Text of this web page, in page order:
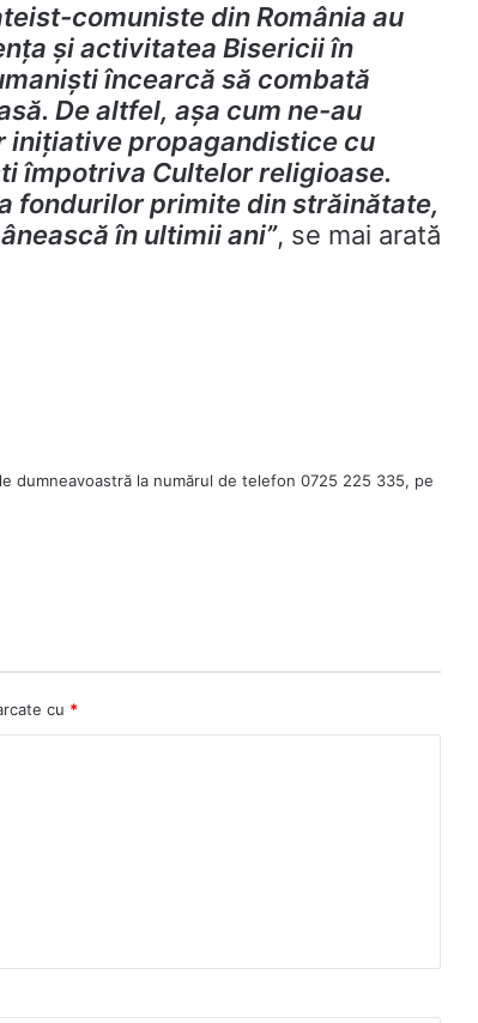
comuniste din România au
şi activitatea Bisericii în
încearcă să combată
De altfel, aşa cum ne-au
iniţiative propagandistice cu
împotriva Cultelor religioase.
fondurilor primite din străinătate,
în ultimii ani”, se mai arată
dumneavoastră la numărul de telefon 0725 225 335, pe
cu *